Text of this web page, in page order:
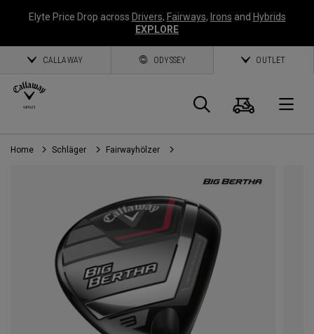
Elyte Price Drop across Drivers, Fairways, Irons and Hybrids
EXPLORE
CALLAWAY ODYSSEY OUTLET
Suche
Home Schläger Fairwayhölzer